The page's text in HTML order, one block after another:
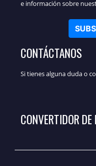
e información sobre
CONTÁCTANOS
Si tienes alguna duda o
CONVERTIDOR